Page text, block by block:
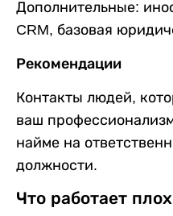
Дополнительные:
CRM, базовая
Рекомендации
Контакты людей,
ваш
найме на
должности.
Что работает